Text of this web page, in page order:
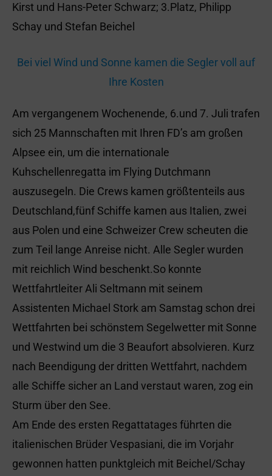
Kirst und Hans-Peter Schwarz; 3.Platz, Philipp
Schay und Stefan Beichel
Bei viel Wind und Sonne kamen die Segler voll auf
Ihre Kosten
Am vergangenem Wochenende, 6.und 7. Juli trafen
sich 25 Mannschaften mit Ihren FD’s am großen
Alpsee ein, um die internationale
Kuhschellenregatta im Flying Dutchmann
auszusegeln. Die Crews kamen größtenteils aus
Deutschland,fünf Schiffe kamen aus Italien, zwei
aus Polen und eine Schweizer Crew scheuten die
zum Teil lange Anreise nicht. Alle Segler wurden
mit reichlich Wind beschenkt.So konnte
Wettfahrtleiter Ali Seltmann mit seinem
Assistenten Michael Stork am Samstag schon drei
Wettfahrten bei schönstem Segelwetter mit Sonne
und Westwind um die 3 Beaufort absolvieren. Kurz
nach Beendigung der dritten Wettfahrt, nachdem
alle Schiffe sicher an Land verstaut waren, zog ein
Sturm über den See.
Am Ende des ersten Regattatages führten die
italienischen Brüder Vespasiani, die im Vorjahr
gewonnen hatten punktgleich mit Beichel/Schay